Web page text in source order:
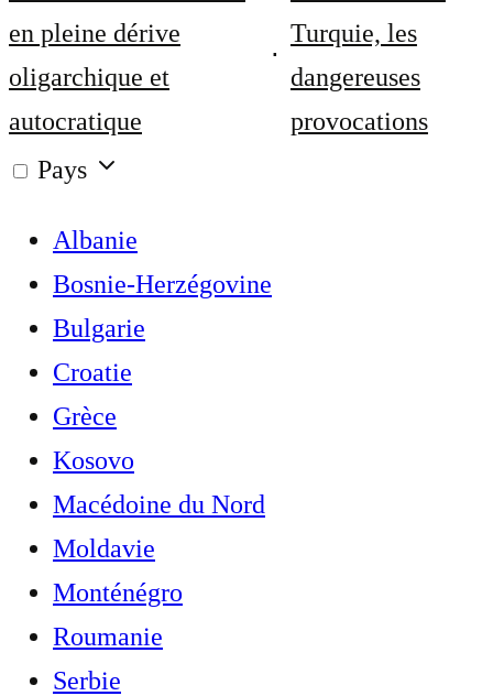
en pleine dérive
oligarchique et
autocratique
Turquie, les
dangereuses
provocations
Pays
Albanie
Bosnie-Herzégovine
Bulgarie
Croatie
Grèce
Kosovo
Macédoine du Nord
Moldavie
Monténégro
Roumanie
Serbie